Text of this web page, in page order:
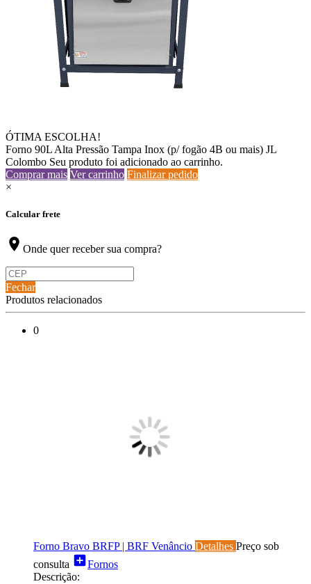
ÓTIMA ESCOLHA!
Forno 90L Alta Pressão Tampa Inox (p/ fogão 4B ou mais) JL
Colombo Seu produto foi adicionado ao carrinho.
Comprar mais Ver carrinho Finalizar pedido
×
Calcular frete
location_on Onde quer receber sua compra?
Fechar
Produtos relacionados
0
Forno Bravo BRFP | BRF Venâncio Detalhes Preço sob
consulta add_boxFornos
Descrição: